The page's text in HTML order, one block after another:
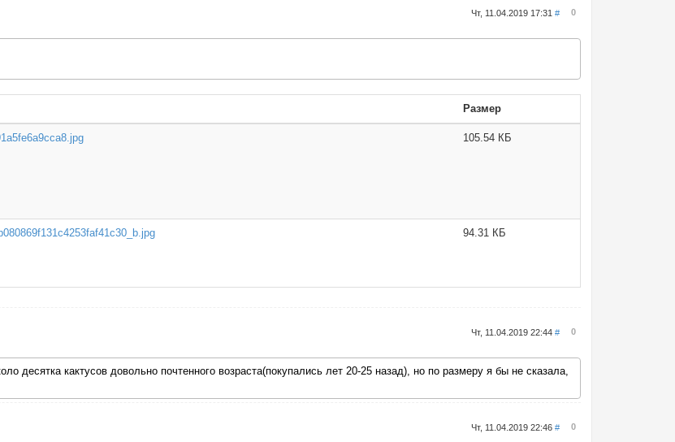
Чт, 11.04.2019 17:31# 0
Размер
105.54 КБ
94.31 КБ
Чт, 11.04.2019 22:44# 0
десятка кактусов довольно почтенного возраста(покупались лет 20-25 назад), но по размеру я бы не сказала,
Чт, 11.04.2019 22:46# 0